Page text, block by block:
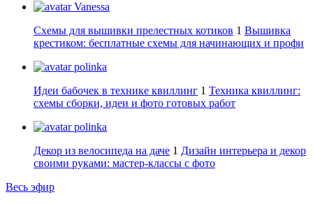
Vanessa
Схемы для вышивки прелестных котиков 1 Вышивка
крестиком: бесплатные схемы для начинающих и профи
polinka
Идеи бабочек в технике квиллинг 1 Техника квиллинг:
схемы сборки, идеи и фото готовых работ
polinka
Декор из велосипеда на даче 1 Дизайн интерьера и декор
своими руками: мастер-классы с фото
Весь эфир